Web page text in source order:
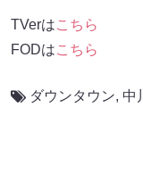
TVerはこちら
FODはこちら
ダウンタウン, 中